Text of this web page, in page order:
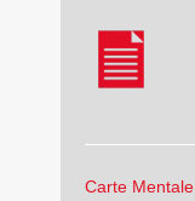
Carte Mentale